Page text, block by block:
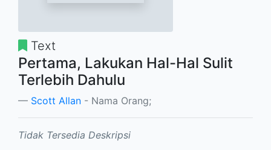
Text
Pertama, Lakukan Hal-Hal Sulit
Terlebih Dahulu
Scott Allan - Nama Orang;
Tidak Tersedia Deskripsi